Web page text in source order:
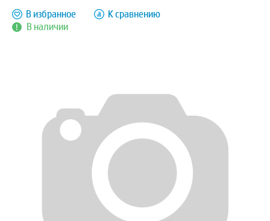
В наличии
В избранное К сравнению